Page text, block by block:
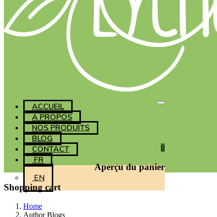
ACCUEIL
À PROPOS
NOS PRODUITS
BLOG
CONTACT
FR
EN
0
Aperçu du panier
Shopping cart
Home
Author Blogs